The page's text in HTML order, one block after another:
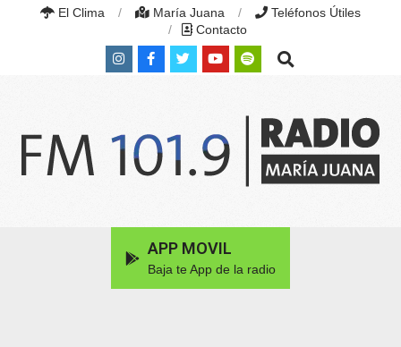
El Clima María Juana
Teléfonos Útiles
Contacto
Search
APP MOVIL
Baja te App de la radio